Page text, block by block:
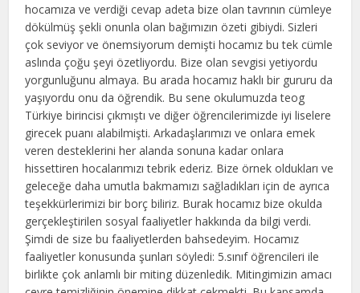
hocamıza ve verdiği cevap adeta bize olan tavrının cümleye
dökülmüş şekli onunla olan bağımızın özeti gibiydi. Sizleri
çok seviyor ve önemsiyorum demişti hocamız bu tek cümle
aslında çoğu şeyi özetliyordu. Bize olan sevgisi yetiyordu
yorgunluğunu almaya. Bu arada hocamız haklı bir gururu da
yaşıyordu onu da öğrendik. Bu sene okulumuzda teog
Türkiye birincisi çıkmıştı ve diğer öğrencilerimizde iyi liselere
girecek puanı alabilmişti. Arkadaşlarımızı ve onlara emek
veren desteklerini her alanda sonuna kadar onlara
hissettiren hocalarımızı tebrik ederiz. Bize örnek oldukları ve
geleceğe daha umutla bakmamızı sağladıkları için de ayrıca
teşekkürlerimizi bir borç biliriz. Burak hocamız bize okulda
gerçekleştirilen sosyal faaliyetler hakkında da bilgi verdi.
Şimdi de size bu faaliyetlerden bahsedeyim. Hocamız
faaliyetler konusunda şunları söyledi: 5.sınıf öğrencileri ile
birlikte çok anlamlı bir miting düzenledik. Mitingimizin amacı